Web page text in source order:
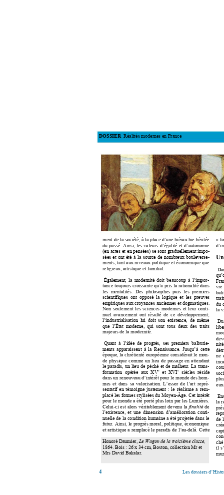
4 Les dossiers
DOSSIER Réalités modernes en France
ment de la société, à la place d’une hiérarchie héritée
du passé. Ainsi, les valeurs d’égalité et d’autonomie
(en actes et en pensées) se sont graduellement impo-
sées et ont été à la source de nombreux bouleverse-
ments, tant aux niveaux politique et économique que
religieux, artistique et familial.
Également, la modernité doit beaucoup à l’impor-
tance toujours croissante qu’a pris la rationalité dans
les mentalités. Des philosophes  puis les premiers
scientifiques  ont  opposé  la  logique  et  les  preuves
empiriques aux croyances anciennes et dogmatiques.
Non seulement les sciences modernes et leur conti-
nuel avancement ont résulté de ce développement;
l’industrialisation  lui  doit son  existence,  de  même
que  l’État  moderne,  qui  sont tous  deux  des  traits
majeurs de la modernité.
Quant  à  l’idée  de progrès,  ses premiers  balbutie-
ments apparaissent à la Renaissance. Jusqu’à cette
époque, la chrétienté européenne considérait le mon-
de physique comme un lieu de passage en attendant
le paradis, un lieu de péché et de malheur. La trans-
formation opérée aux  XVe
  et
XVIe siècles réside
dans un renouveau d’intérêt pour le monde des hom-
mes et dans sa valorisation. L’essor de l’art repré-
sentatif en témoigne justement : le réalisme a rem-
placé les formes stylisées du Moyen-Âge. Cet intérêt
pour le monde a été porté plus loin par les Lumières.
Celui-ci est alors véritablement devenu la finalité de
l’existence, et une dimension d’amélioration conti-
nuelle de la condition humaine a été projetée dans le
futur. Ainsi, le progrès moral, politique, économique
et artistique a remplacé le paradis de l’au-delà. Cette
«
vre
du
la
ne
la r
de
ché
il
Honoré Daumier, Le Wagon de la troisième classe,
1864. Bois : 26 x 34 cm, Boston, collection Mr et
Mrs David Bakalar.